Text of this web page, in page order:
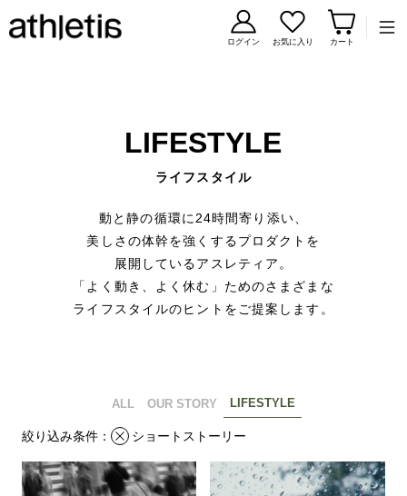
コンテンツに移動
ログイン お気に入り カート
LIFESTYLE
ライフスタイル
動と静の循環に24時間寄り添い、
美しさの体幹を強くするプロダクトを
展開しているアスレティア。
「よく動き、よく休む」ためのさまざまな
ライフスタイルのヒントをご提案します。
ALL OUR STORY LIFESTYLE
絞り込み条件： ショートストーリー